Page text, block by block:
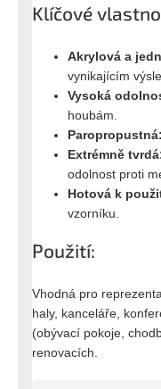
Klíčové
Akrylová a
vynikajícím
Vysoká
houbám.
Paropropustná:
Extrémně
odolnost proti
Hotová k
vzorníku.
Použití:
Vhodná pro
haly, kanceláře,
(obývací pokoje,
renovacích.